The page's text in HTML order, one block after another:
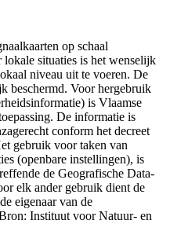
op schaal
situaties is het wenselijk
niveau uit te voeren. De
beschermd. Voor hergebruik
is Vlaamse
De informatie is
conform het decreet
gebruik voor taken van
(openbare instellingen), is
de Geografische Data-
elk ander gebruik dient de
eigenaar van de
Instituut voor Natuur- en